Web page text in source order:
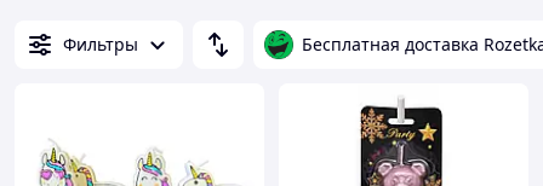
Фильтры Бесплатная доставка